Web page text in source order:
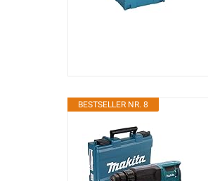
BESTSELLER NR. 8